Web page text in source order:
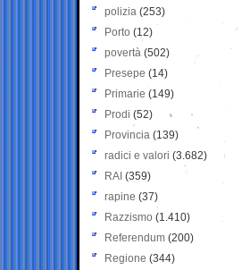
polizia (253)
Porto (12)
povertà (502)
Presepe (14)
Primarie (149)
Prodi (52)
Provincia (139)
radici e valori (3.682)
RAI (359)
rapine (37)
Razzismo (1.410)
Referendum (200)
Regione (344)